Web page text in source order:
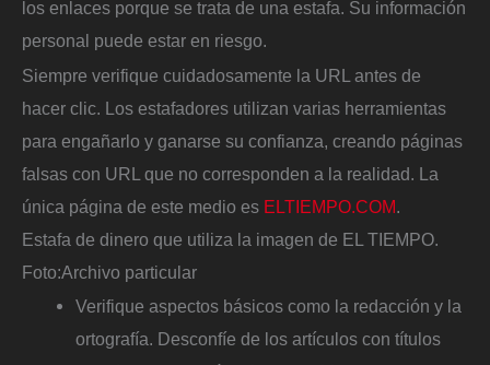
los enlaces porque se trata de una estafa. Su información
personal puede estar en riesgo.
Siempre verifique cuidadosamente la URL antes de
hacer clic. Los estafadores utilizan varias herramientas
para engañarlo y ganarse su confianza, creando páginas
falsas con URL que no corresponden a la realidad. La
única página de este medio es ELTIEMPO.COM
Estafa de dinero que utiliza la imagen de EL TIEMPO.
Foto:Archivo particular
Verifique aspectos básicos como la redacción y la
ortografía. Desconfíe de los artículos con títulos